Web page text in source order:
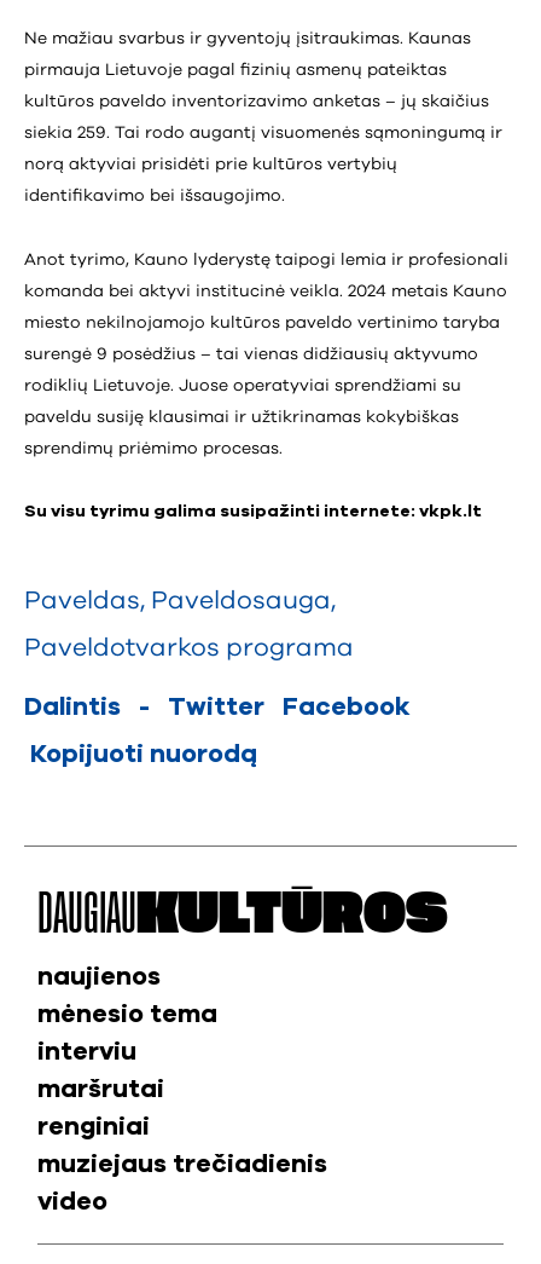
Ne mažiau svarbus ir gyventojų įsitraukimas. Kaunas
pirmauja Lietuvoje pagal fizinių asmenų pateiktas
kultūros paveldo inventorizavimo anketas – jų skaičius
siekia 259. Tai rodo augantį visuomenės sąmoningumą ir
norą aktyviai prisidėti prie kultūros vertybių
identifikavimo bei išsaugojimo.
Anot tyrimo, Kauno lyderystę taipogi lemia ir profesionali
komanda bei aktyvi institucinė veikla. 2024 metais Kauno
miesto nekilnojamojo kultūros paveldo vertinimo taryba
surengė 9 posėdžius – tai vienas didžiausių aktyvumo
rodiklių Lietuvoje. Juose operatyviai sprendžiami su
paveldu susiję klausimai ir užtikrinamas kokybiškas
sprendimų priėmimo procesas.
Su visu tyrimu galima susipažinti internete: vkpk.lt
Paveldas, Paveldosauga,
Paveldotvarkos programa
Dalintis - Twitter
Facebook
Kopijuoti nuorodą
DAUGIAU KULTŪROS
naujienos
mėnesio tema
interviu
maršrutai
renginiai
muziejaus trečiadienis
video